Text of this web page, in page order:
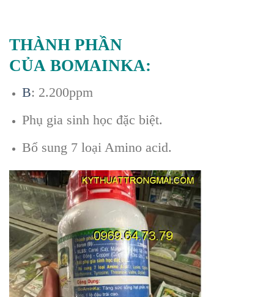
THÀNH PHẦN
CỦA BOMAINKA:
B: 2.200ppm
Phụ gia sinh học đặc biệt.
Bổ sung 7 loại Amino acid.